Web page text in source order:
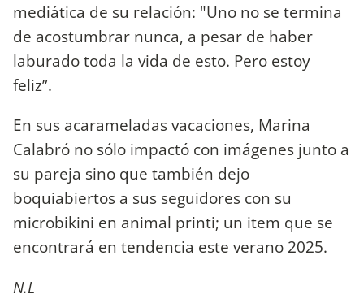
mediática de su relación: "Uno no se termina
de acostumbrar nunca, a pesar de haber
laburado toda la vida de esto. Pero estoy
feliz”.
En sus acarameladas vacaciones, Marina
Calabró no sólo impactó con imágenes junto a
su pareja sino que también dejo
boquiabiertos a sus seguidores con su
microbikini en animal printi; un item que se
encontrará en tendencia este verano 2025.
N.L